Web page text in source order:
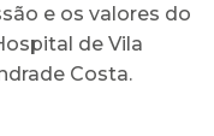
e os valores do
de Vila
Costa.